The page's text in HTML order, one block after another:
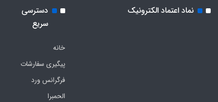
نماد اعتماد الکترونیک
دسترسی
سریع
خانه
پیگیری سفارشات
فرگرانس ورد
الحمبرا